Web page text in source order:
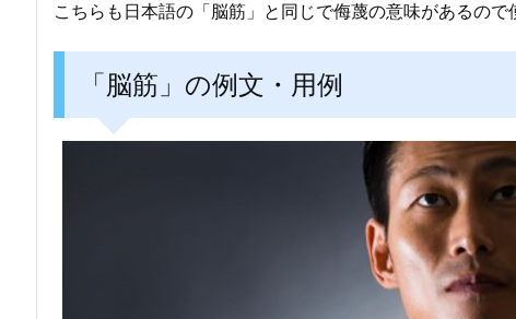
こちらも日本語の「脳筋」と同じで侮蔑の意味があるので
「脳筋」の例文・用例